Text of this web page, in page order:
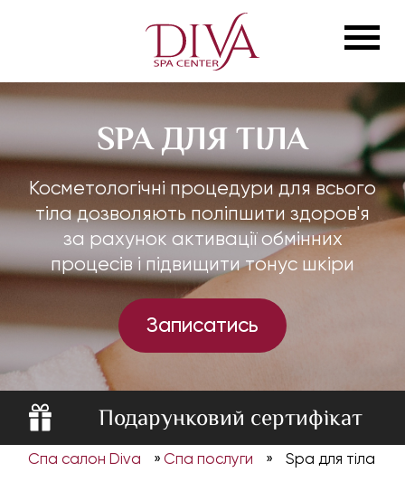
SPA ДЛЯ ТІЛА
Косметологічні процедури для всього
тіла дозволяють поліпшити здоров'я
за рахунок активації обмінних
процесів і підвищити тонус шкіри
Записатись
Подарунковий сертифікат
Спа салон Diva » Спа послуги » Spa для тіла